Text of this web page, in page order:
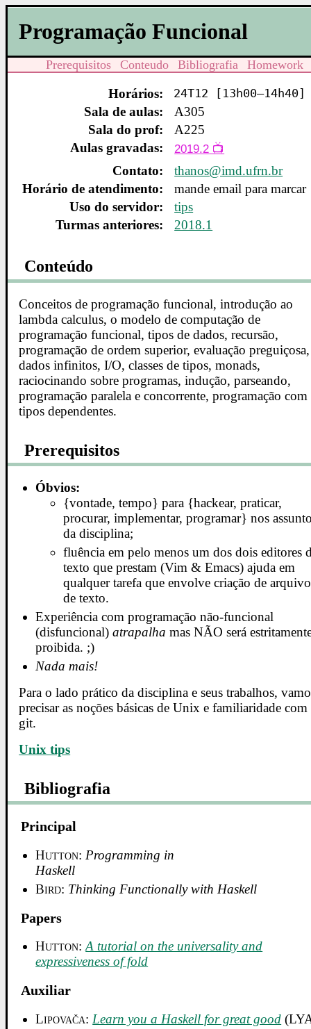
Programação Funcional
Prerequisitos Conteudo Bibliografia Homework
Horários: 24T12 [13h00–14h40]
Sala de aulas:
A305
Sala do prof:
A225
Aulas gravadas:
2019.2
Contato:
thanos@imd.ufrn.br
Horário de atendimento:
mande email para marcar
Uso do servidor:
tips
Turmas anteriores:
2018.1
Conteúdo
Conceitos de programação funcional, introdução ao
lambda calculus, o modelo de computação de
programação funcional, tipos de dados, recursão,
programação de ordem superior, evaluação preguiçosa,
dados infinitos, I/O, classes de tipos, monads,
raciocinando sobre programas, indução, parseando,
programação paralela e concorrente, programação com
tipos dependentes.
Prerequisitos
Óbvios:
{vontade, tempo} para {hackear, praticar,
procurar, implementar, programar} nos
da disciplina;
fluência em pelo menos um dos dois editores
texto que prestam (Vim & Emacs) ajuda em
qualquer tarefa que envolve criação de
de texto.
Experiência com programação não-funcional
(disfuncional)atrapalha mas NÃO será
proibida. ;)
Nada mais!
Para o lado prático da disciplina e seus trabalhos,
precisar as noções básicas de Unix e familiaridade com
git.
Unix tips
Bibliografia
Principal
Hutton: Programming in
Haskell
Bird: Thinking Functionally with Haskell
Papers
Hutton:A tutorial on the universality and
expressiveness of fold
Auxiliar
Lipovača: Learn you a Haskell for great good